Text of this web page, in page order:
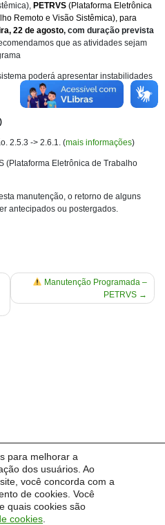
para melhorar a
dos usuários. Ao
você concorda com a
de cookies. Você
quais cookies são
cookies
PETRVS (Plataforma Eletrônica
Remoto e Visão Sistêmica), para
22 de agosto, com duração prevista
que as atividades sejam
poderá apresentar instabilidades
2.5.3 -> 2.6.1. (mais informações)
(Plataforma Eletrônica de Trabalho
manutenção, o retorno de alguns
antecipados ou postergados.
Manutenção Programada –
PETRVS